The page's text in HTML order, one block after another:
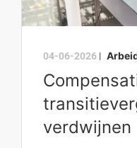
04-06-2026 |
verdwijnen